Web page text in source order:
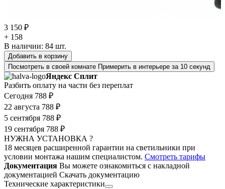
3 150 ₽
+ 158
В наличии: 84 шт.
Добавить в корзину
Посмотреть в своей комнате Примерить в интерьере за 10 секунд
Яндекс Сплит
Разбить оплату на части без переплат
Сегодня 788 ₽
22 августа 788 ₽
5 сентября 788 ₽
19 сентября 788 ₽
НУЖНА УСТАНОВКА ?
18 месяцев расширенной гарантии на светильники при
условии монтажа нашим специалистом. Смотреть тарифы
Документация Вы можете ознакомиться с накладной
документацией Скачать документацию
Технические характеристики